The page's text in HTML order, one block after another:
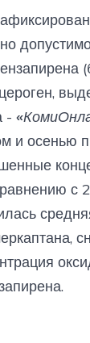
-
и осенью
с